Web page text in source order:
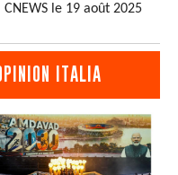
CNEWS le 19 août 2025
ITALIA